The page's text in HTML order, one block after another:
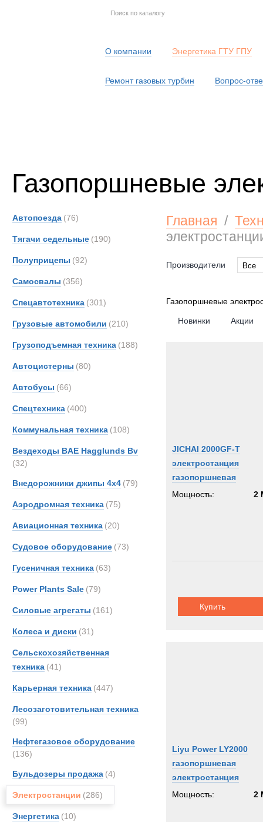
О компании Энергетика ГТУ ГПУ
Ремонт газовых турбин Вопрос-
Газопоршневые
Автопоезда (76)
Тягачи седельные (190)
Полуприцепы (92)
Самосвалы (356)
Спецавтотехника (301)
Грузовые автомобили (210)
Грузоподъемная техника (188)
Автоцистерны (80)
Автобусы (66)
Спецтехника (400)
Коммунальная техника (108)
Вездеходы BAE Hagglunds Bv
(32)
Внедорожники джипы 4х4 (79)
Аэродромная техника (75)
Авиационная техника (20)
Судовое оборудование (73)
Гусеничная техника (63)
Power Plants Sale (79)
Силовые агрегаты (161)
Колеса и диски (31)
Сельскохозяйственная
техника (41)
Карьерная техника (447)
Лесозаготовительная техника
(99)
Нефтегазовое оборудование
(136)
Бульдозеры продажа (4)
Электростанции (286)
Энергетика (10)
Главная /
Производители
Все
Газопоршневые
Новинки Акции
JICHAI 2000GF-T
электростанция
газопоршневая
Мощность:
2
Купить
Liyu Power LY2000
газопоршневая
электростанция
Мощность:
2